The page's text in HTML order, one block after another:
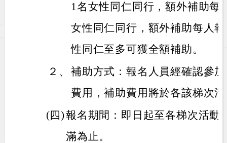
1名女性同仁同行，額外補助每
女性同仁同行，額外補助每人
性同仁至多可獲全額補助。
２、 補助方式：報名人員經確認參
費用，補助費用將於各該梯次
(四)報名期間：即日起至各梯次活動
滿為止。